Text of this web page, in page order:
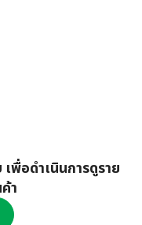
พื่อดำเนินการดูราย
า